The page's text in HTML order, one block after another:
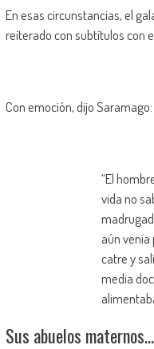
En esas circunstancias, el
reiterado con subtítulos con
Con emoción, dijo Saramago:
“El
vida no
aún venía
catre y
media
Sus abuelos maternos…